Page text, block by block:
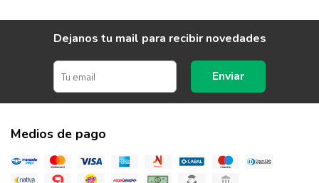
Dejanos tu mail para recibir novedades
Enviar
Medios de pago